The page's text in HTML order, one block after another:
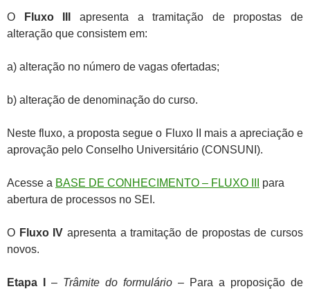
O Fluxo III
apresenta a tramitação de propostas de
alteração que consistem em:
a) alteração no número de vagas ofertadas;
b) alteração de denominação do curso.
Neste fluxo, a proposta segue o Fluxo II mais a apreciação e
aprovação pelo Conselho Universitário (CONSUNI).
Acesse a BASE DE CONHECIMENTO – FLUXO III
para
abertura de processos no SEI.
O Fluxo IV apresenta a tramitação de propostas de cursos
novos.
Etapa I – Trâmite do formulário – Para a proposição de